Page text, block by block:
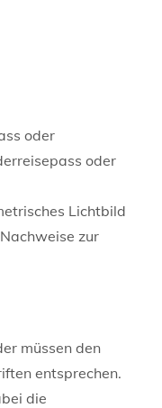
oder
oder
Lichtbild
zur
müssen den
entsprechen.
die